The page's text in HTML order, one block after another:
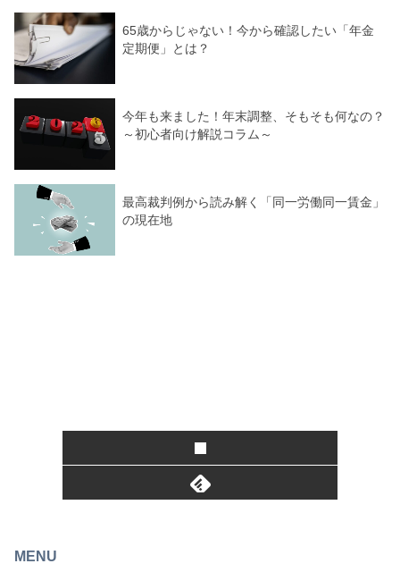
65歳からじゃない！今から確認したい「年金
定期便」とは？
今年も来ました！年末調整、そもそも何なの？
～初心者向け解説コラム～
最高裁判例から読み解く「同一労働同一賃金」
の現在地
MENU